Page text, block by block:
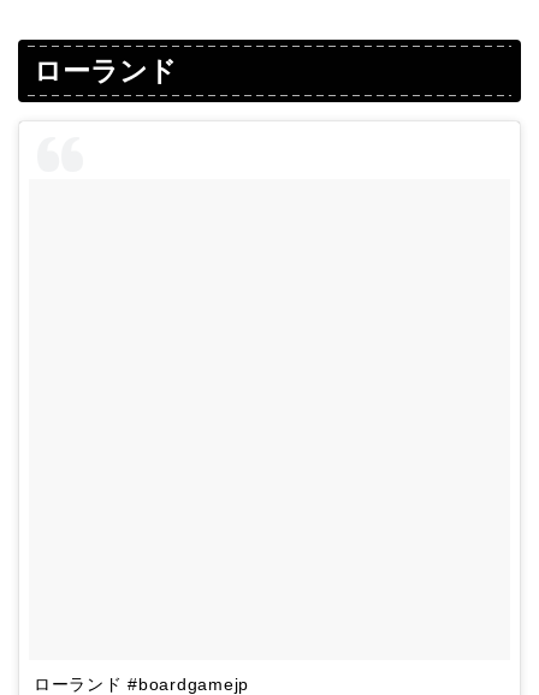
ローランド
ローランド #boardgamejp